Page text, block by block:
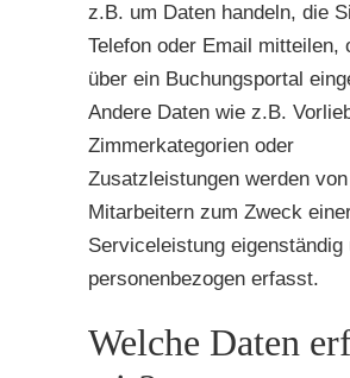
z.B. um Daten handeln, die
Telefon oder Email mitteilen,
über ein Buchungsportal
Andere Daten wie z.B.
Zimmerkategorien oder
Zusatzleistungen werden
Mitarbeitern zum Zweck
Serviceleistung eigenständig
personenbezogen erfasst.
Welche Daten